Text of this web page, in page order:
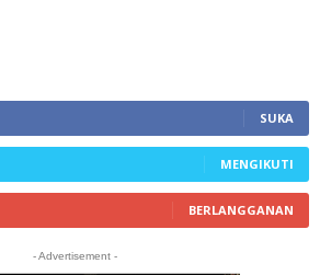
SUKA
MENGIKUTI
BERLANGGANAN
- Advertisement -